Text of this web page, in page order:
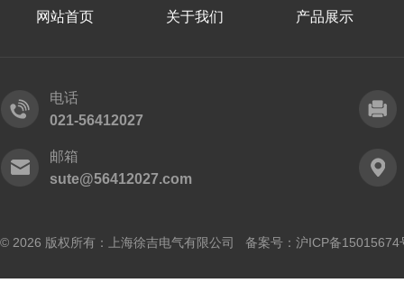
网站首页 关于我们 产品展示
电话
021-56412027
邮箱
sute@56412027.com
© 2026 版权所有：上海徐吉电气有限公司 备案号： 沪ICP备15015674